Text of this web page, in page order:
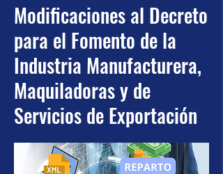
Modificaciones al Decreto
para el Fomento de la
Industria Manufacturera,
Maquiladoras y de
Servicios de Exportación